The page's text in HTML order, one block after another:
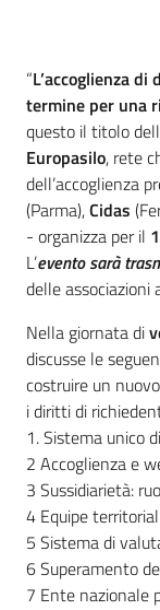
“L’accoglienza
termine per una
questo il titolo
Europasilo, rete
dell’accoglienza
(Parma),Cidas
- organizza per il
L’evento sarà
delle associazioni
Nella giornata di
discusse le
costruire un
i diritti di
1. Sistema unico
2 Accoglienza e
3 Sussidiarietà:
4 Equipe
5 Sistema di
6 Superamento
7 Ente nazionale